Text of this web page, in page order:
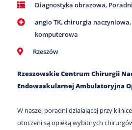
Diagnostyka obrazowa,
angio TK,chirurgia naczyniowa,
komputerowa
Rzeszów
Rzeszowskie Centrum Chirurgii
Endowaskularnej Ambulatoryjna
W naszej poradni działającej przy
otoczeni są opieką wybitnych